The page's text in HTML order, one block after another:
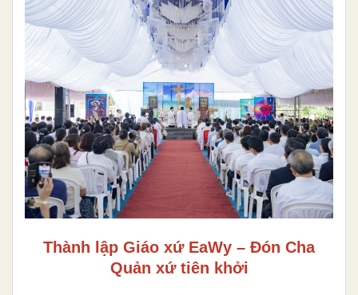
Thành lập Giáo xứ EaWy – Đón Cha
Quản xứ tiên khởi